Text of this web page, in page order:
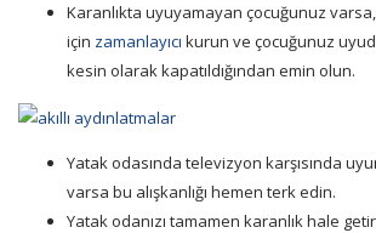
Karanlıkta uyuyamayan çocuğunuz varsa,
için zamanlayıcı kurun ve çocuğunuz
kesin olarak kapatıldığından emin olun.
Yatak odasında televizyon karşısında
varsa bu alışkanlığı hemen terk edin.
Yatak odanızı tamamen karanlık hale